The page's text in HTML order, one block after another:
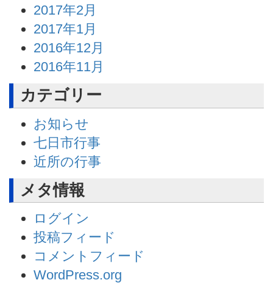
2017年2月
2017年1月
2016年12月
2016年11月
カテゴリー
お知らせ
七日市行事
近所の行事
メタ情報
ログイン
投稿フィード
コメントフィード
WordPress.org